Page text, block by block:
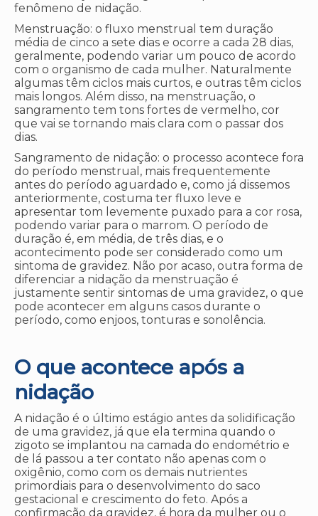
fenômeno de nidação.
Menstruação: o fluxo menstrual tem duração
média de cinco a sete dias e ocorre a cada 28 dias,
geralmente, podendo variar um pouco de acordo
com o organismo de cada mulher. Naturalmente
algumas têm ciclos mais curtos, e outras têm ciclos
mais longos. Além disso, na menstruação, o
sangramento tem tons fortes de vermelho, cor
que vai se tornando mais clara com o passar dos
dias.
Sangramento de nidação: o processo acontece fora
do período menstrual, mais frequentemente
antes do período aguardado e, como já dissemos
anteriormente, costuma ter fluxo leve e
apresentar tom levemente puxado para a cor rosa,
podendo variar para o marrom. O período de
duração é, em média, de três dias, e o
acontecimento pode ser considerado como um
sintoma de gravidez. Não por acaso, outra forma de
diferenciar a nidação da menstruação é
justamente sentir sintomas de uma gravidez, o que
pode acontecer em alguns casos durante o
período, como enjoos, tonturas e sonolência.
O que acontece após a
nidação
A nidação é o último estágio antes da solidificação
de uma gravidez, já que ela termina quando o
zigoto se implantou na camada do endométrio e
de lá passou a ter contato não apenas com o
oxigênio, como com os demais nutrientes
primordiais para o desenvolvimento do saco
gestacional e crescimento do feto. Após a
confirmação da gravidez, é hora da mulher ou o